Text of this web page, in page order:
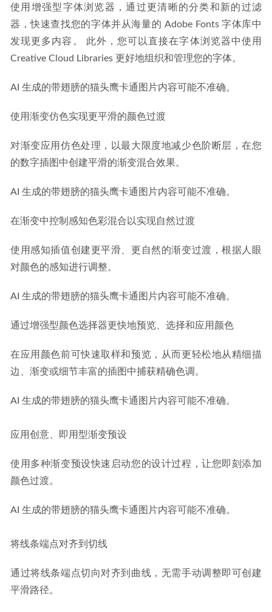
使用增强型字体浏览器，通过更清晰的分类和新的过滤
器，快速查找您的字体并从海量的 Adobe Fonts 字体库中
发现更多内容。 此外，您可以直接在字体浏览器中使用
Creative Cloud Libraries 更好地组织和管理您的字体。
AI 生成的带翅膀的猫头鹰卡通图片内容可能不准确。
使用渐变仿色实现更平滑的颜色过渡
对渐变应用仿色处理，以最大限度地减少色阶断层，在您
的数字插图中创建平滑的渐变混合效果。
AI 生成的带翅膀的猫头鹰卡通图片内容可能不准确。
在渐变中控制感知色彩混合以实现自然过渡
使用感知插值创建更平滑、更自然的渐变过渡，根据人眼
对颜色的感知进行调整。
AI 生成的带翅膀的猫头鹰卡通图片内容可能不准确。
通过增强型颜色选择器更快地预览、选择和应用颜色
在应用颜色前可快速取样和预览，从而更轻松地从精细描
边、渐变或细节丰富的插图中捕获精确色调。
AI 生成的带翅膀的猫头鹰卡通图片内容可能不准确。
应用创意、即用型渐变预设
使用多种渐变预设快速启动您的设计过程，让您即刻添加
颜色过渡。
AI 生成的带翅膀的猫头鹰卡通图片内容可能不准确。
将线条端点对齐到切线
通过将线条端点切向对齐到曲线，无需手动调整即可创建
平滑路径。